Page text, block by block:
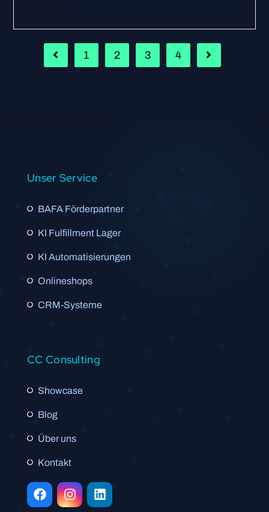
1 2 3 4
Unser Service
BAFA Förderpartner
KI Fulfillment Lager
KI Automatisierungen
Onlineshops
CRM-Systeme
CC Consulting
Showcase
Blog
Über uns
Kontakt